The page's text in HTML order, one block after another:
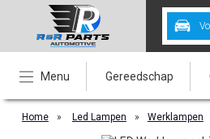
Menu Gereedschap
Home » Led Lampen » Werklampen